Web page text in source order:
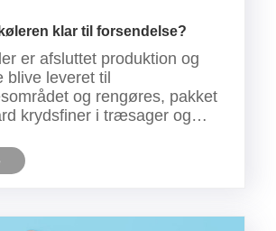
klar til forsendelse?
er afsluttet produktion og
blive leveret til
og rengøres, pakket
krydsfiner i træsager og